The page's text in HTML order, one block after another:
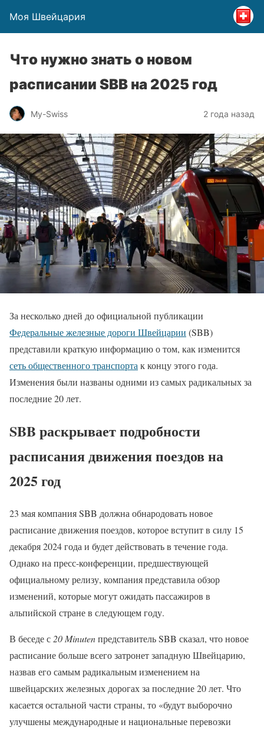
Моя Швейцария
Что нужно знать о новом
расписании SBB на 2025 год
My-Swiss 2 года назад
За несколько дней до официальной публикации
Федеральные железные дороги Швейцарии (SBB)
представили краткую информацию о том, как изменится
сеть общественного транспортак концу этого года.
Изменения были названы одними из самых радикальных за
последние 20 лет.
SBB раскрывает подробности
расписания движения поездов на
2025 год
23 мая компания SBB должна обнародовать новое
расписание движения поездов, которое вступит в силу 15
декабря 2024 года и будет действовать в течение года.
Однако на пресс-конференции, предшествующей
официальному релизу, компания представила обзор
изменений, которые могут ожидать пассажиров в
альпийской стране в следующем году.
В беседе с 20 Minutenпредставитель SBB сказал, что новое
расписание больше всего затронет западную Швейцарию,
назвав его самым радикальным изменением на
швейцарских железных дорогах за последние 20 лет. Что
касается остальной части страны, то «будут выборочно
улучшены международные и национальные перевозки